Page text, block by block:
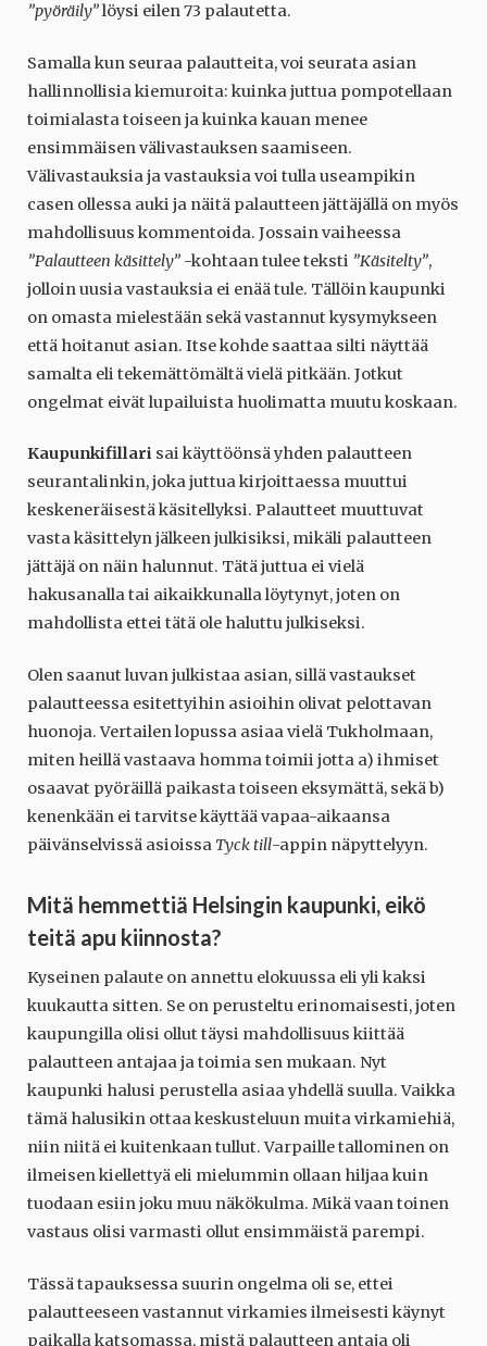
”pyöräily”löysi eilen 73 palautetta.
Samalla kun seuraa palautteita, voi seurata asian
hallinnollisia kiemuroita: kuinka juttua pompotellaan
toimialasta toiseen ja kuinka kauan menee
ensimmäisen välivastauksen saamiseen.
Välivastauksia ja vastauksia voi tulla useampikin
casen ollessa auki ja näitä palautteen jättäjällä on myös
mahdollisuus kommentoida. Jossain vaiheessa
”Palautteen käsittely” -kohtaan tulee teksti ”Käsitelty”,
jolloin uusia vastauksia ei enää tule. Tällöin kaupunki
on omasta mielestään sekä vastannut kysymykseen
että hoitanut asian. Itse kohde saattaa silti näyttää
samalta eli tekemättömältä vielä pitkään. Jotkut
ongelmat eivät lupailuista huolimatta muutu koskaan.
Kaupunkifillari sai käyttöönsä yhden palautteen
seurantalinkin, joka juttua kirjoittaessa muuttui
keskeneräisestä käsitellyksi. Palautteet muuttuvat
vasta käsittelyn jälkeen julkisiksi, mikäli palautteen
jättäjä on näin halunnut. Tätä juttua ei vielä
hakusanalla tai aikaikkunalla löytynyt, joten on
mahdollista ettei tätä ole haluttu julkiseksi.
Olen saanut luvan julkistaa asian, sillä vastaukset
palautteessa esitettyihin asioihin olivat pelottavan
huonoja. Vertailen lopussa asiaa vielä Tukholmaan,
miten heillä vastaava homma toimii jotta a) ihmiset
osaavat pyöräillä paikasta toiseen eksymättä, sekä b)
kenenkään ei tarvitse käyttää vapaa-aikaansa
päivänselvissä asioissa Tyck till-appin näpyttelyyn.
Mitä hemmettiä Helsingin kaupunki, eikö
teitä apu kiinnosta?
Kyseinen palaute on annettu elokuussa eli yli kaksi
kuukautta sitten. Se on perusteltu erinomaisesti, joten
kaupungilla olisi ollut täysi mahdollisuus kiittää
palautteen antajaa ja toimia sen mukaan. Nyt
kaupunki halusi perustella asiaa yhdellä suulla. Vaikka
tämä halusikin ottaa keskusteluun muita virkamiehiä,
niin niitä ei kuitenkaan tullut. Varpaille tallominen on
ilmeisen kiellettyä eli mielummin ollaan hiljaa kuin
tuodaan esiin joku muu näkökulma. Mikä vaan toinen
vastaus olisi varmasti ollut ensimmäistä parempi.
Tässä tapauksessa suurin ongelma oli se, ettei
palautteeseen vastannut virkamies ilmeisesti käynyt
paikalla katsomassa, mistä palautteen antaja oli